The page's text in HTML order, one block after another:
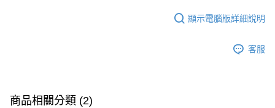
顯示電腦版詳細說明
客服
商品相關分類 (2)